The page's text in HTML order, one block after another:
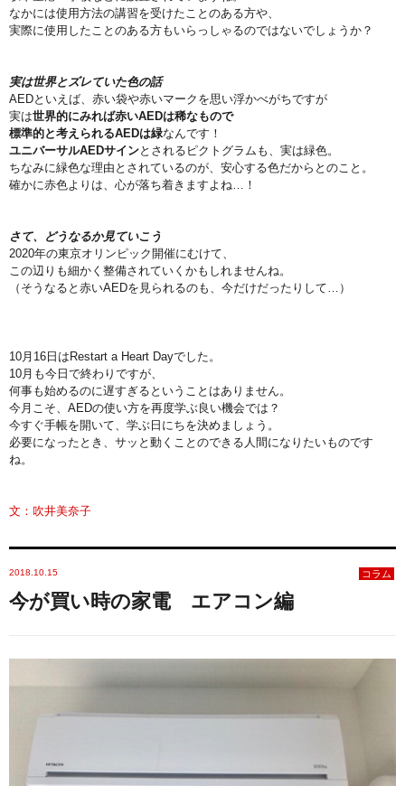
なかには使用方法の講習を受けたことのある方や、
実際に使用したことのある方もいらっしゃるのではないでしょうか？
実は世界とズレていた色の話
AEDといえば、赤い袋や赤いマークを思い浮かべがちですが
実は世界的にみれば赤いAEDは稀なもので
標準的と考えられるAEDは緑なんです！
ユニバーサルAEDサインとされるピクトグラムも、実は緑色。
ちなみに緑色な理由とされているのが、安心する色だからとのこと。
確かに赤色よりは、心が落ち着きますよね…！
さて、どうなるか見ていこう
2020年の東京オリンピック開催にむけて、
この辺りも細かく整備されていくかもしれませんね。
（そうなると赤いAEDを見られるのも、今だけだったりして…）
10月16日はRestart a Heart Dayでした。
10月も今日で終わりですが、
何事も始めるのに遅すぎるということはありません。
今月こそ、AEDの使い方を再度学ぶ良い機会では？
今すぐ手帳を開いて、学ぶ日にちを決めましょう。
必要になったとき、サッと動くことのできる人間になりたいものです
ね。
文：吹井美奈子
2018.10.15 コラム
今が買い時の家電 エアコン編